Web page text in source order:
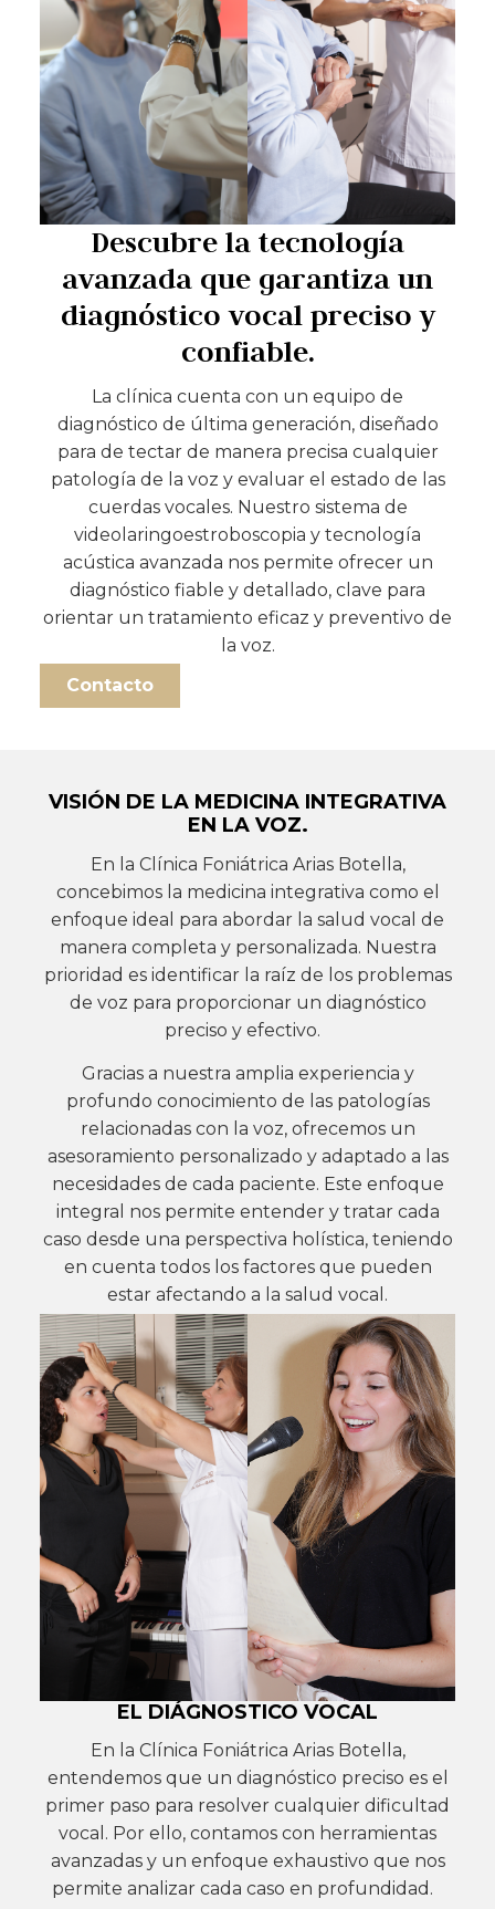
Descubre la tecnología
avanzada que garantiza un
diagnóstico vocal preciso y
confiable.
La clínica cuenta con un equipo de
diagnóstico de última generación, diseñado
para de tectar de manera precisa cualquier
patología de la voz y evaluar el estado de las
cuerdas vocales. Nuestro sistema de
videolaringoestroboscopia y tecnología
acústica avanzada nos permite ofrecer un
diagnóstico fiable y detallado, clave para
orientar un tratamiento eficaz y preventivo de
la voz.
Contacto
EL DIÁGNOSTICO VOCAL
En la Clínica Foniátrica Arias Botella,
entendemos que un diagnóstico preciso es el
primer paso para resolver cualquier dificultad
vocal. Por ello, contamos con herramientas
avanzadas y un enfoque exhaustivo que nos
permite analizar cada caso en profundidad.
VISIÓN DE LA MEDICINA INTEGRATIVA
EN LA VOZ.
En la Clínica Foniátrica Arias Botella,
concebimos la medicina integrativa como el
enfoque ideal para abordar la salud vocal de
manera completa y personalizada. Nuestra
prioridad es identificar la raíz de los problemas
de voz para proporcionar un diagnóstico
preciso y efectivo.
Gracias a nuestra amplia experiencia y
profundo conocimiento de las patologías
relacionadas con la voz, ofrecemos un
asesoramiento personalizado y adaptado a las
necesidades de cada paciente. Este enfoque
integral nos permite entender y tratar cada
caso desde una perspectiva holística, teniendo
en cuenta todos los factores que pueden
estar afectando a la salud vocal.